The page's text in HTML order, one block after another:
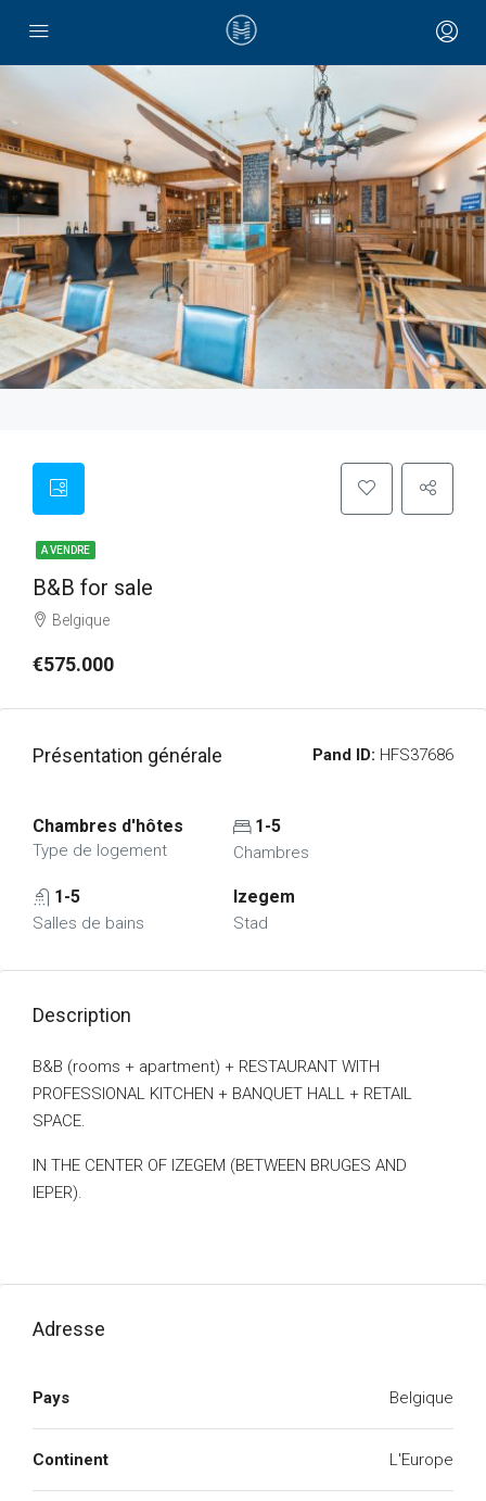
A VENDRE
B&B for sale
Belgique
€575.000
Présentation générale Pand ID: HFS37686
Chambres d'hôtes
Type de logement
1-5
Chambres
1-5
Salles de bains
Izegem
Stad
Description
B&B (rooms + apartment) + RESTAURANT WITH
PROFESSIONAL KITCHEN + BANQUET HALL + RETAIL
SPACE.
IN THE CENTER OF IZEGEM (BETWEEN BRUGES AND
IEPER).
Adresse
Pays Belgique
Continent L'Europe